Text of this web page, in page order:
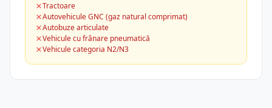
Tractoare
Autovehicule GNC (gaz natural comprimat)
Autobuze articulate
Vehicule cu frânare pneumatică
Vehicule categoria N2/N3